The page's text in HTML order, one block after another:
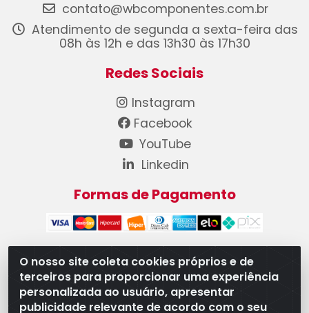
O nosso site coleta cookies próprios e de
terceiros para proporcionar uma experiência
personalizada ao usuário, apresentar
publicidade relevante de acordo com o seu
contato@wbcomponentes.com.br
Atendimento de segunda a sexta-feira das
08h às 12h e das 13h30 às 17h30
Redes Sociais
Instagram
Facebook
YouTube
Linkedin
Formas de Pagamento
WB Componentes Automotivos LTDA - CNPJ
08.528.393/0001-12 - Rua do Níquel, 667 - Parque
Oeste Industrial, Goiânia/GO - CEP 74375-660